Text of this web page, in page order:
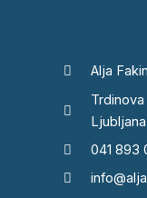
Alja Fakin
Trdinova
Ljubljana
041 893